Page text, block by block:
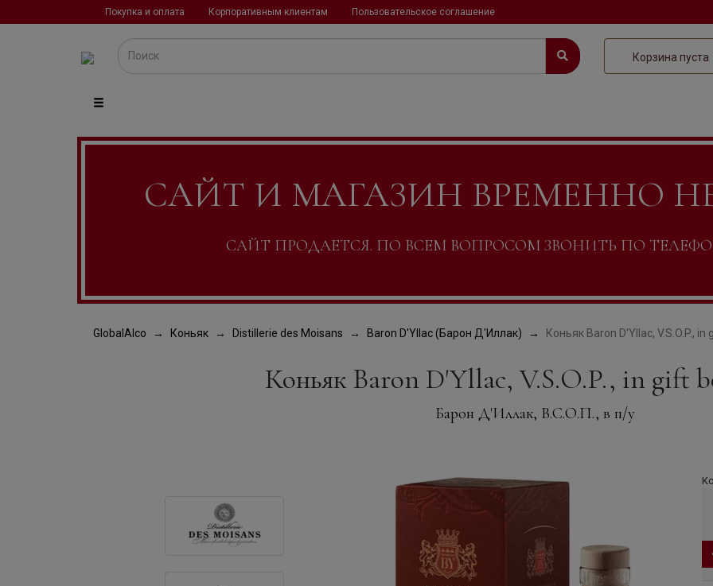
Покупка и оплата Корпоративным клиентам Пользовательское соглашение
Корзина пуста
САЙТ И МАГАЗИН ВРЕМЕННО
САЙТ ПРОДАЕТСЯ. ПО ВСЕМ ВОПРОСОМ ЗВОНИТЬ ПО ТЕЛЕФОНУ
GlobalAlco Коньяк Distillerie des Moisans Baron D'Yllac (Барон Д'Иллак) Коньяк Baron D'Yllac, V.S.O.P., in
Коньяк Baron D'Yllac, V.S.O.P., in gift
Барон Д'Иллак, В.С.О.П., в п/у